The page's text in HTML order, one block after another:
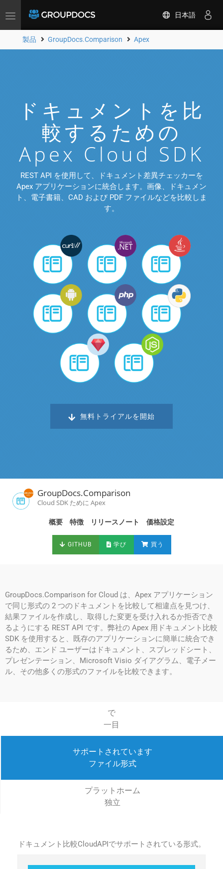
Toggle
日本語
製品 GroupDocs.Comparison Apex
ドキュメントを比
較するための
Apex Cloud SDK
REST API を使用して、ドキュメント差異チェッカーを
Apex アプリケーションに統合します。画像、ドキュメン
ト、電子書籍、CAD および PDF ファイルなどを比較しま
す。
無料トライアルを開始
GroupDocs.Comparison
Cloud SDK ために Apex
概要 特徴 リリースノート 価格設定
GITHUB 学び 買う
GroupDocs.Comparison for Cloud は、Apex アプリケーション
で同じ形式の 2 つのドキュメントを比較して相違点を見つけ、
結果ファイルを作成し、取得した変更を受け入れるか拒否でき
るようにする REST API です。弊社の Apex 用ドキュメント比較
SDK を使用すると、既存のアプリケーションに簡単に統合でき
るため、エンド ユーザーはドキュメント、スプレッドシート、
プレゼンテーション、Microsoft Visio ダイアグラム、電子メー
ル、その他多くの形式のファイルを比較できます。
で
一目
サポートされています
ファイル形式
プラットホーム
独立
ドキュメント比較CloudAPIでサポートされている形式。